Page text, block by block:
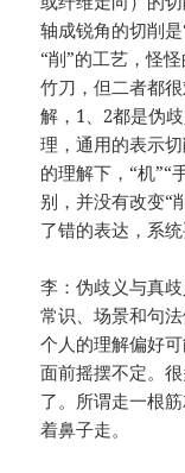
轴成锐角的切削
“削”的工艺，怪
竹刀，但二者都
解，1、2都是伪
理，通用的表示
的理解下，“机”“
别，并没有改变“
了错的表达，系
李：伪歧义与真
常识、场景和句
个人的理解偏好
面前摇摆不定。
了。所谓走一根
着鼻子走。